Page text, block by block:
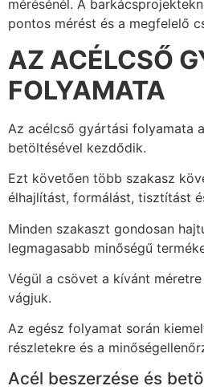
mérésénél. A
pontos mérést és a megfelelő
AZ ACÉLCSŐ
FOLYAMATA
Az acélcső gyártási folyamata
betöltésével kezdődik.
Ezt követően több szakasz
élhajlítást, formálást, tisztítást
Minden szakaszt gondosan
legmagasabb minőségű
Végül a csövet a kívánt
vágjuk.
Az egész folyamat során
részletekre és a
Acél beszerzése és